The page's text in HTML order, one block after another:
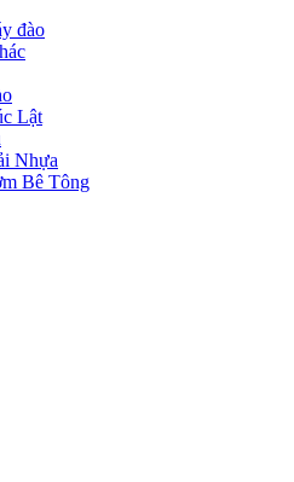
đào
Lật
Nhựa
Bê Tông